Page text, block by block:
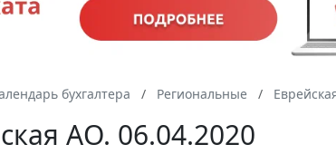
бухгалтера Региональные
АО. 06.04.2020